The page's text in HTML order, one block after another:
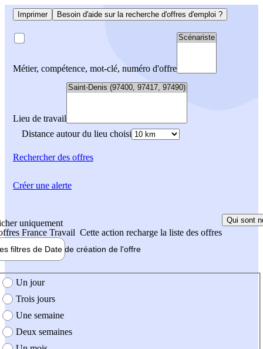
Imprimer Besoin d'aide sur la recherche d'offres d'emploi ?
Métier, compétence, mot-clé, numéro d'offre
Lieu de travail
Distance autour du lieu choisi
Rechercherdes offres
uniquement
France Travail Cette action recharge la liste des offres
Qui sont
filtres de Date de création de l'offre
création de l'offre
Un jour
Trois jours
Une semaine
Deux semaines
Créer une alerte